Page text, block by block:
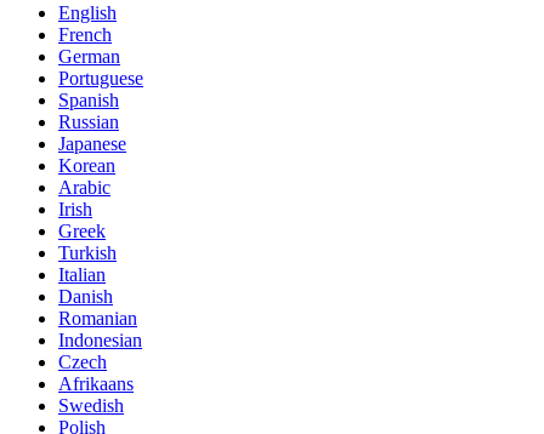
English
French
German
Portuguese
Spanish
Russian
Japanese
Korean
Arabic
Irish
Greek
Turkish
Italian
Danish
Romanian
Indonesian
Czech
Afrikaans
Swedish
Polish